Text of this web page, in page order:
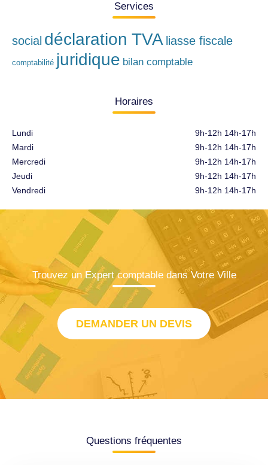
Services
social déclaration TVA liasse fiscale
comptabilité juridique bilan comptable
Horaires
Lundi
Mardi
Mercredi
Jeudi
Vendredi
9h-12h 14h-17h
9h-12h 14h-17h
9h-12h 14h-17h
9h-12h 14h-17h
9h-12h 14h-17h
Trouvez un Expert comptable dans Votre Ville
DEMANDER UN DEVIS
Questions fréquentes